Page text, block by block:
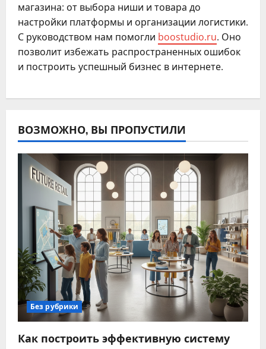
магазина: от выбора ниши и товара до
настройки платформы и организации логистики.
С руководством нам помогли boostudio.ru. Оно
позволит избежать распространенных ошибок
и построить успешный бизнес в интернете.
ВОЗМОЖНО, ВЫ ПРОПУСТИЛИ
Без рубрики
Как построить эффективную систему